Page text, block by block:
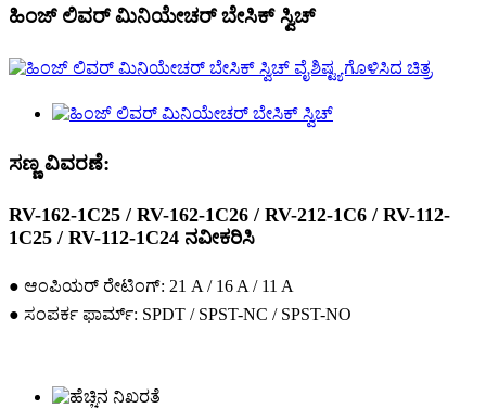
ಹಿಂಜ್ ಲಿವರ್ ಮಿನಿಯೇಚರ್ ಬೇಸಿಕ್ ಸ್ವಿಚ್
ಸಣ್ಣ ವಿವರಣೆ:
RV-162-1C25 / RV-162-1C26 / RV-212-1C6 / RV-112-
1C25 / RV-112-1C24 ನವೀಕರಿಸಿ
● ಆಂಪಿಯರ್ ರೇಟಿಂಗ್: 21 A / 16 A / 11 A
● ಸಂಪರ್ಕ ಫಾರ್ಮ್: SPDT / SPST-NC / SPST-NO